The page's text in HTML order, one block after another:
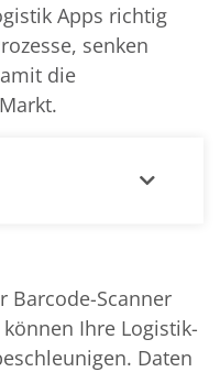
Apps richtig
senken
die
Barcode-Scanner
Ihre Logistik-
Daten